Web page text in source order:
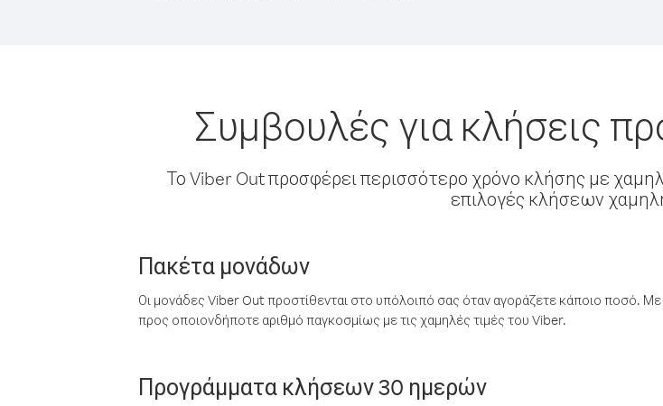
Συμβουλές για κλήσεις
Το Viber Out προσφέρει περισσότερο χρόνο κλήσης με
επιλογές κλήσεων
Πακέτα μονάδων
Οι μονάδες Viber Out προστίθενται στο υπόλοιπό σας όταν αγοράζετε κάποιο ποσό. Με
προς οποιονδήποτε αριθμό παγκοσμίως με τις χαμηλές τιμές του Viber.
Προγράμματα κλήσεων 30 ημερών